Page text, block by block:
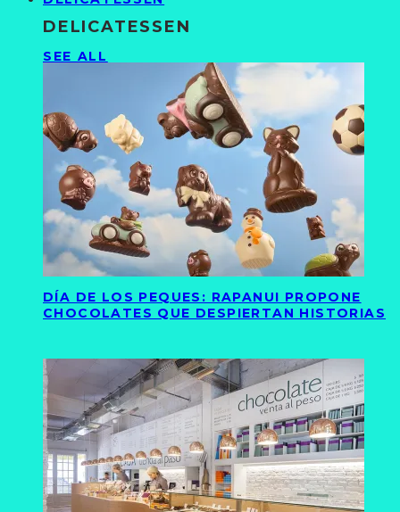
DELICATESSEN
SEE ALL
DÍA DE LOS PEQUES: RAPANUI PROPONE
CHOCOLATES QUE DESPIERTAN HISTORIAS